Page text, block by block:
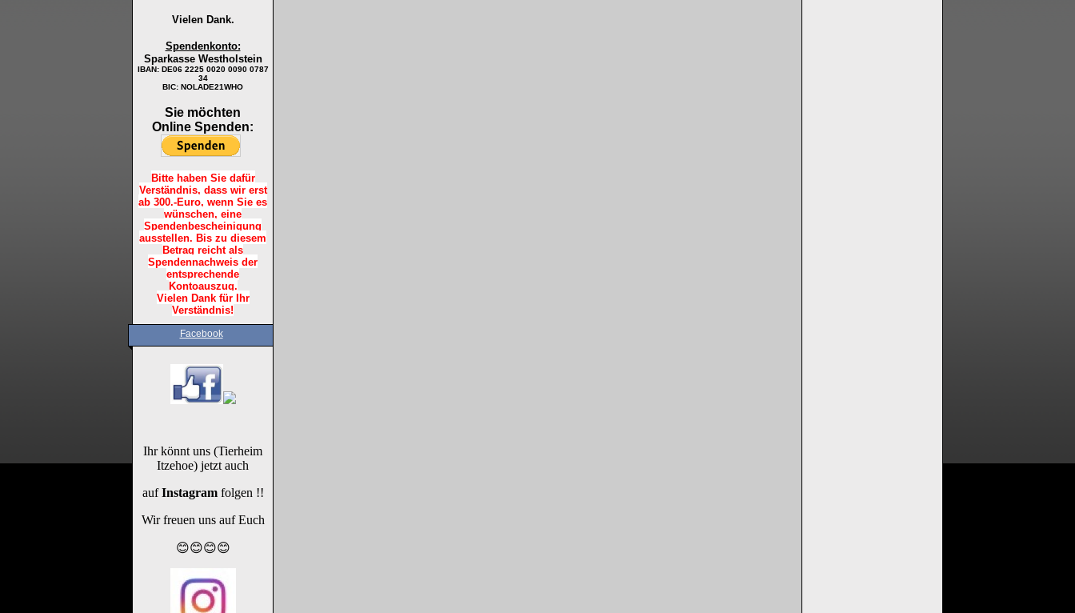
Vielen Dank.
Spendenkonto:
Sparkasse Westholstein
IBAN: DE06 2225 0020 0090 0787
34
BIC: NOLADE21WHO
Sie möchten
Online Spenden:
Bitte haben Sie dafür
Verständnis, dass wir erst
ab 300.-Euro, wenn Sie es
wünschen, eine
Spendenbescheinigung
ausstellen. Bis zu diesem
Betrag reicht als
Spendennachweis der
entsprechende
Kontoauszug.
Vielen Dank für Ihr
Verständnis!
Facebook
Ihr könnt uns (Tierheim
Itzehoe) jetzt auch
aufInstagramfolgen !!
Wir freuen uns auf Euch
😊😊😊😊